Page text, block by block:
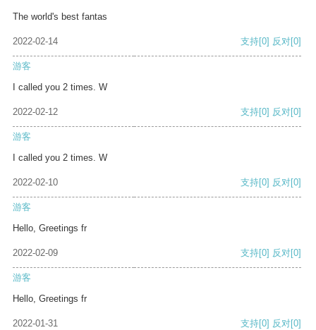
The world's best fantas
2022-02-14 支持[0] 反对[0]
游客
I called you 2 times. W
2022-02-12 支持[0] 反对[0]
游客
I called you 2 times. W
2022-02-10 支持[0] 反对[0]
游客
Hello, Greetings fr
2022-02-09 支持[0] 反对[0]
游客
Hello, Greetings fr
2022-01-31 支持[0] 反对[0]